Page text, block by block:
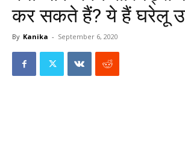
कर सकते हैं? ये हैं घरेलू
By Kanika - September 6, 2020